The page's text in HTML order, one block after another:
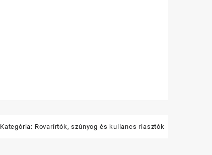
Kategória: Rovarírtók, szúnyog és kullancs riasztók